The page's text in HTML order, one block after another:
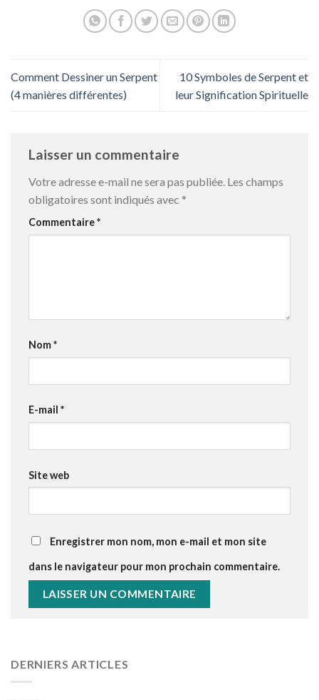
Comment Dessiner un Serpent
(4 manières différentes)
10 Symboles de Serpent et
leur Signification Spirituelle
Laisser un commentaire
Votre adresse e-mail ne sera pas publiée. Les champs
obligatoires sont indiqués avec *
Commentaire*
Nom*
E-mail *
Site web
Enregistrer mon nom, mon e-mail et mon site
dans le navigateur pour mon prochain commentaire.
DERNIERS ARTICLES